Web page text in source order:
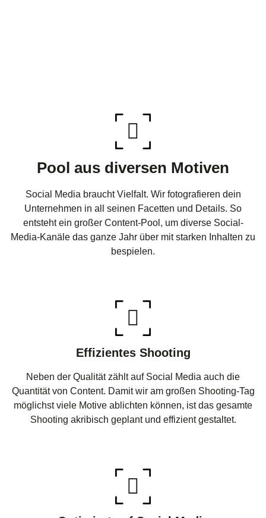
Pool aus diversen Motiven
Social Media braucht Vielfalt. Wir fotografieren dein
Unternehmen in all seinen Facetten und Details. So
entsteht ein großer Content-Pool, um diverse Social-
Media-Kanäle das ganze Jahr über mit starken Inhalten zu
bespielen.
Effizientes Shooting
Neben der Qualität zählt auf Social Media auch die
Quantität von Content. Damit wir am großen Shooting-Tag
möglichst viele Motive ablichten können, ist das gesamte
Shooting akribisch geplant und effizient gestaltet.